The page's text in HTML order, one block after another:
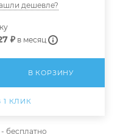
дешевле?
₽в месяц
В КОРЗИНУ
1 КЛИК
бесплатно